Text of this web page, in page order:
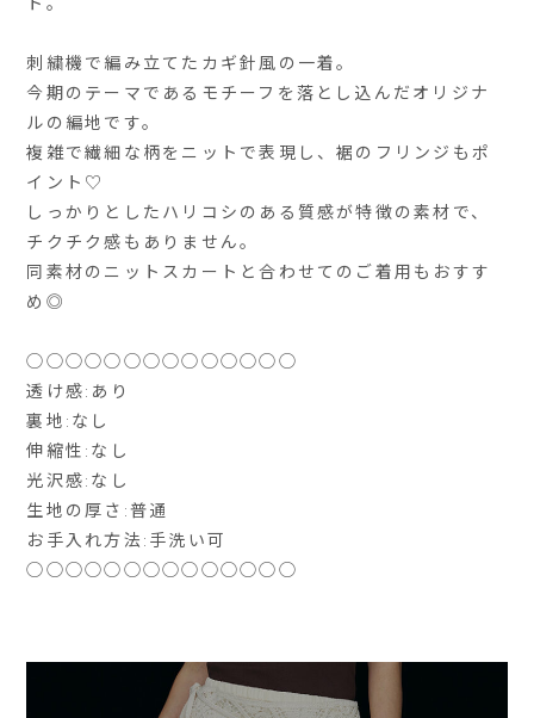
刺繍機で編み立てたカギ針風の一着。
今期のテーマであるモチーフを落とし込んだオリジナ
ルの編地です。
複雑で繊細な柄をニットで表現し、裾のフリンジもポ
イント♡
しっかりとしたハリコシのある質感が特徴の素材で、
チクチク感もありません。
同素材のニットスカートと合わせてのご着用もおすす
め◎
◯◯◯◯◯◯◯◯◯◯◯◯◯◯
透け感:あり
裏地:なし
伸縮性:なし
光沢感:なし
生地の厚さ:普通
お手入れ方法:手洗い可
◯◯◯◯◯◯◯◯◯◯◯◯◯◯